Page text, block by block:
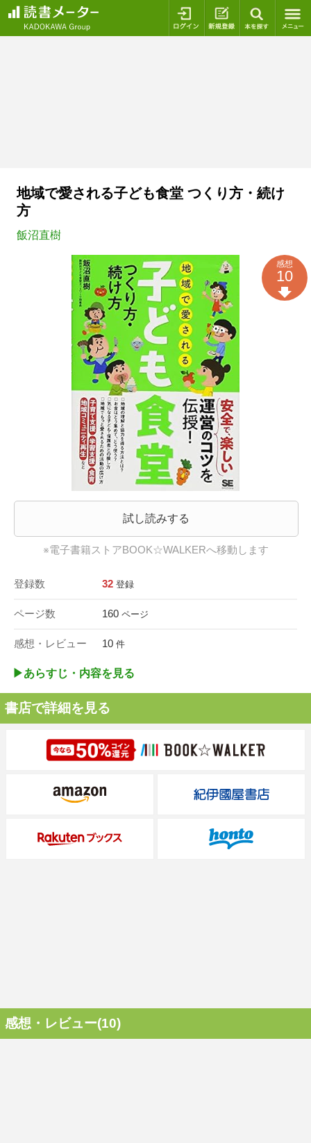
ログイン 新規登録
地域で愛される子ども食堂 つくり方・続け
方
飯沼直樹
試し読みする
※電子書籍ストアBOOK☆WALKERへ移動します
登録数 32 登録
ページ数 160 ページ
感想・レビュー 10 件
感想
10
▶︎あらすじ・内容を見る
書店で詳細を見る
感想・レビュー(10)